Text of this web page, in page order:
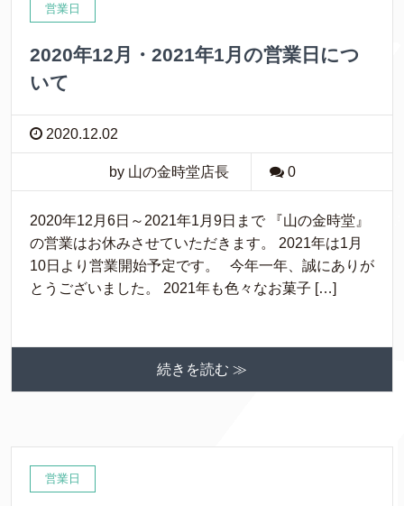
営業日
2020年12月・2021年1月の営業日につ
いて
2020.12.02
by 山の金時堂店長 0
2020年12月6日～2021年1月9日まで 『山の金時堂』
の営業はお休みさせていただきます。 2021年は1月
10日より営業開始予定です。 今年一年、誠にありが
とうございました。 2021年も色々なお菓子 […]
続きを読む ≫
営業日